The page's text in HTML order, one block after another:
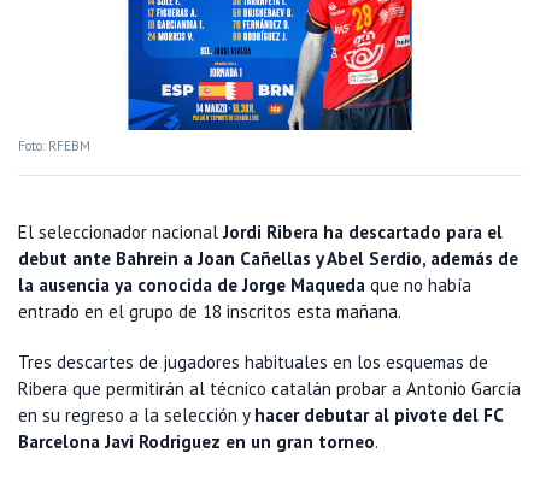
Foto: RFEBM
El seleccionador nacionalJordi Ribera ha descartado para el
debut ante Bahrein a Joan Cañellas y Abel Serdio, además de
la ausencia ya conocida de Jorge Maqueda que no había
entrado en el grupo de 18 inscritos esta mañana.
Tres descartes de jugadores habituales en los esquemas de
Ribera que permitirán al técnico catalán probar a Antonio García
en su regreso a la selección y hacer debutar al pivote del FC
Barcelona Javi Rodriguez en un gran torneo.